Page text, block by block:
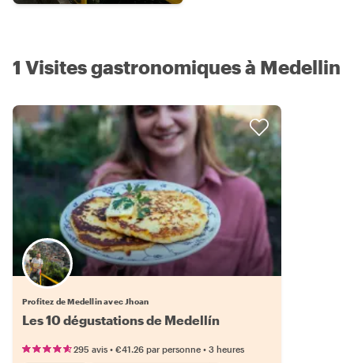
1 Visites gastronomiques à Medellin
Profitez de Medellin avec Jhoan
Les 10 dégustations de Medellín
295 avis • €41.26 par personne • 3 heures